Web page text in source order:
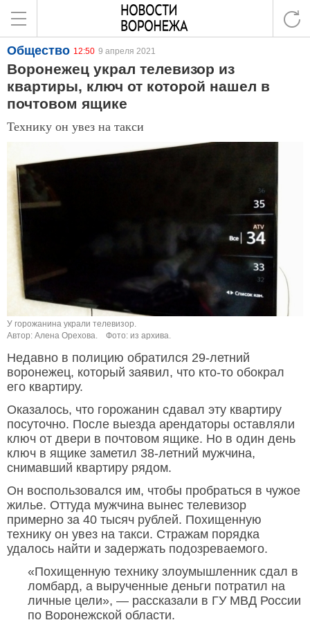
Общество 12:50 9 апреля 2021
Воронежец украл телевизор из
квартиры, ключ от которой нашел в
почтовом ящике
Технику он увез на такси
У горожанина украли телевизор.
Автор: Алена Орехова.
Фото: из архива.
Недавно в полицию обратился 29-летний
воронежец, который заявил, что кто-то обокрал
его квартиру.
Оказалось, что горожанин сдавал эту квартиру
посуточно. После выезда арендаторы оставляли
ключ от двери в почтовом ящике. Но в один день
ключ в ящике заметил 38-летний мужчина,
снимавший квартиру рядом.
Он воспользовался им, чтобы пробраться в чужое
жилье. Оттуда мужчина вынес телевизор
примерно за 40 тысяч рублей. Похищенную
технику он увез на такси. Стражам порядка
удалось найти и задержать подозреваемого.
«Похищенную технику злоумышленник сдал в
ломбард, а вырученные деньги потратил на
личные цели», — рассказали в ГУ МВД России
по Воронежской области.